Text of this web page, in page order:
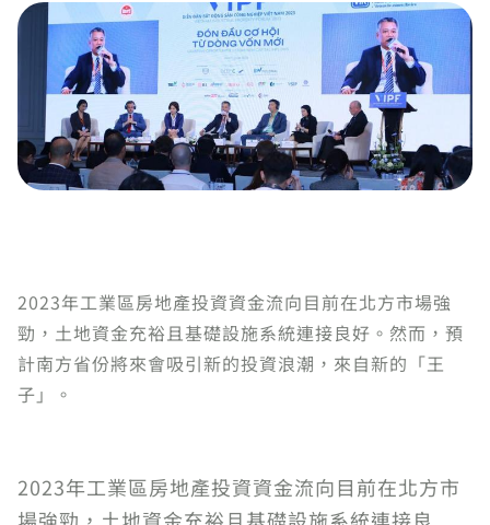
2023年工業區房地產投資資金流向目前在北方市場強
勁，土地資金充裕且基礎設施系統連接良好。然而，預
計南方省份將來會吸引新的投資浪潮，來自新的「王
子」。
2023年工業區房地產投資資金流向目前在北方市